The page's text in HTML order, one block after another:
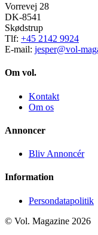
Vorrevej 28
DK-8541
Skødstrup
Tlf: +45 2142 9924
E-mail: jesper@vol-
Om vol.
Kontakt
Om os
Annoncer
Bliv Annoncér
Information
Persondatapolitik
© Vol. Magazine 2026